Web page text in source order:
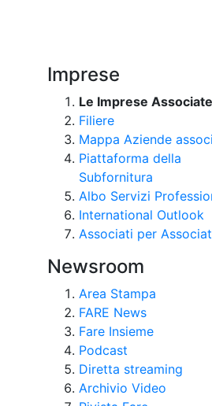
Imprese
Le Imprese Associate
Filiere
Mappa Aziende
Piattaforma della
Subfornitura
Albo Servizi
International Outlook
Associati per
Newsroom
Area Stampa
FARE News
Fare Insieme
Podcast
Diretta streaming
Archivio Video